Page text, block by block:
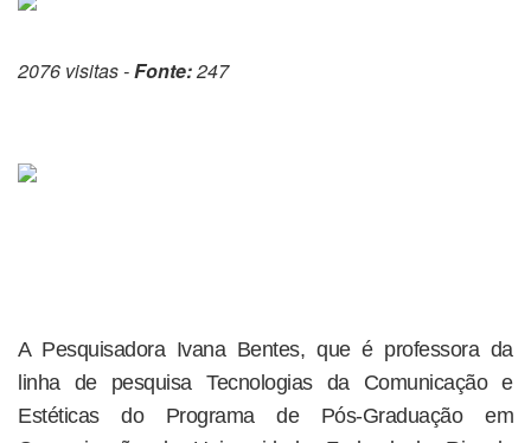
2076 visitas -Fonte:247
A Pesquisadora Ivana Bentes, que é professora da
linha de pesquisa Tecnologias da Comunicação e
Estéticas do Programa de Pós-Graduação em